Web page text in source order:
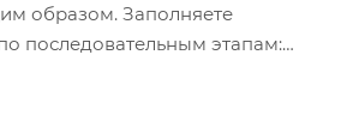
образом. Заполняете
последовательным этапам: